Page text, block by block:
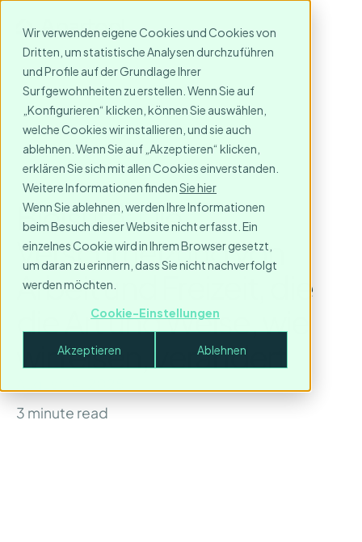
Wir verwenden eigene Cookies und Cookies von
Dritten, um statistische Analysen durchzuführen
und Profile auf der Grundlage Ihrer
Surfgewohnheiten zu erstellen. Wenn Sie auf
„Konfigurieren“ klicken, können Sie auswählen,
welche Cookies wir installieren, und sie auch
ablehnen. Wenn Sie auf „Akzeptieren“ klicken,
erklären Sie sich mit allen Cookies einverstanden.
Weitere Informationen findenSie hier
Wenn Sie ablehnen, werden Ihre Informationen
beim Besuch dieser Website nicht erfasst. Ein
einzelnes Cookie wird in Ihrem Browser gesetzt,
um daran zu erinnern, dass Sie nicht nachverfolgt
werden möchten.
Cookie-Einstellungen
Akzeptieren Ablehnen
Bleisure: Die
Verschmelzung von
Arbeit und Freizeit, die
die Art und Weise, wie
wir reisen, verändert
3 minute read